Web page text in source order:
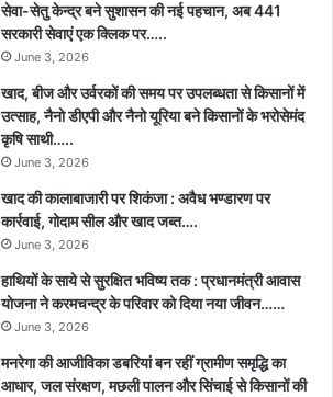
सेवा-सेतु केन्द्र बने सुशासन की नई पहचान, अब 441
सरकारी सेवाएं एक क्लिक पर…..
June 3, 2026
खाद, बीज और उर्वरकों की समय पर उपलब्धता से किसानों में
उत्साह, नैनो डीएपी और नैनो यूरिया बने किसानों के भरोसेमंद
कृषि साथी…..
June 3, 2026
खाद की कालाबाजारी पर शिकंजा : अवैध भण्डारण पर
कार्रवाई, गोदाम सील और खाद जब्त….
June 3, 2026
हाथियों के साये से सुरक्षित भविष्य तक : प्रधानमंत्री आवास
योजना ने करमचन्द्र के परिवार को दिया नया जीवन……
June 3, 2026
मनरेगा की आजीविका डबरियां बन रहीं ग्रामीण समृद्धि का
आधार, जल संरक्षण, मछली पालन और सिंचाई से किसानों की